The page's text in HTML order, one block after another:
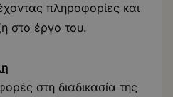
πληροφορίες και
στο έργο του.
στη διαδικασία της